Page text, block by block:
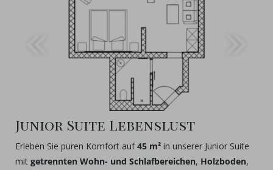
Junior Suite Lebenslust
Erleben Sie puren Komfort auf45 m² in unserer Junior Suite
mit getrennten Wohn- und Schlafbereichen, Holzboden,